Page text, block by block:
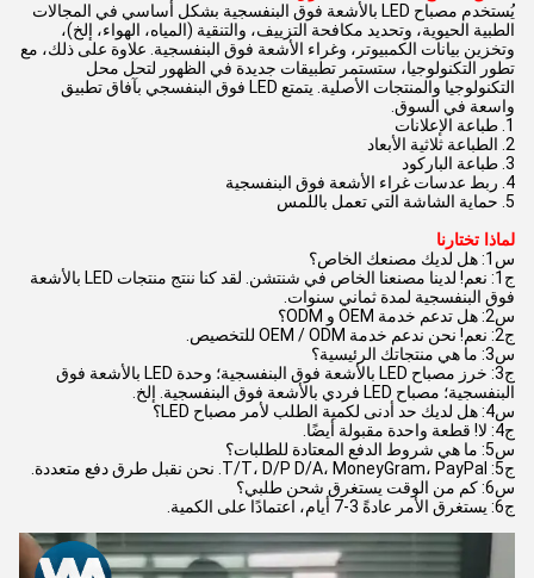
يُستخدم مصباح LED بالأشعة فوق البنفسجية بشكل أساسي في المجالات
الطبية الحيوية، وتحديد مكافحة التزييف، والتنقية (المياه، الهواء، إلخ)،
وتخزين بيانات الكمبيوتر، وغراء الأشعة فوق البنفسجية. علاوة على ذلك، مع
تطور التكنولوجيا، ستستمر تطبيقات جديدة في الظهور لتحل محل
التكنولوجيا والمنتجات الأصلية. يتمتع LED فوق البنفسجي بآفاق تطبيق
واسعة في السوق.
1. طباعة الإعلانات
2. الطباعة ثلاثية الأبعاد
3. طباعة الباركود
4. ربط عدسات غراء الأشعة فوق البنفسجية
5. حماية الشاشة التي تعمل باللمس
لماذا تختارنا
س1: هل لديك مصنعك الخاص؟
ج1: نعم! لدينا مصنعنا الخاص في شنتشن. لقد كنا ننتج منتجات LED بالأشعة
فوق البنفسجية لمدة ثماني سنوات.
س2: هل تدعم خدمة OEM و ODM؟
ج2: نعم! نحن ندعم خدمة OEM / ODM للتخصيص.
س3: ما هي منتجاتك الرئيسية؟
ج3: خرز مصباح LED بالأشعة فوق البنفسجية؛ وحدة LED بالأشعة فوق
البنفسجية؛ مصباح LED فردي بالأشعة فوق البنفسجية. إلخ.
س4: هل لديك حد أدنى لكمية الطلب لأمر مصباح LED؟
ج4: لا! قطعة واحدة مقبولة أيضًا.
س5: ما هي شروط الدفع المعتادة للطلبات؟
ج5: T/T، D/P D/A، MoneyGram، PayPal. نحن نقبل طرق دفع متعددة.
س6: كم من الوقت يستغرق شحن طلبي؟
ج6: يستغرق الأمر عادةً 3-7 أيام، اعتمادًا على الكمية.